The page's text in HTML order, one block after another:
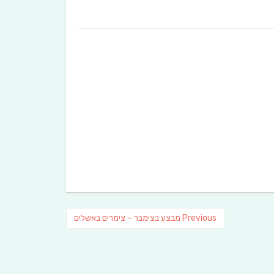
Previous
Previous
מבצע בצימבר – צימרים באשלים